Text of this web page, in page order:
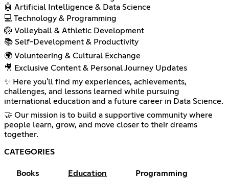
🤖 Artificial Intelligence & Data Science
💻 Technology & Programming
🏐 Volleyball & Athletic Development
📚 Self-Development & Productivity
🌍 Volunteering & Cultural Exchange
🎥 Exclusive Content & Personal Journey Updates
✨ Here you'll find my experiences, achievements,
challenges, and lessons learned while pursuing
international education and a future career in Data Science.
🤝 Our mission is to build a supportive community where
people learn, grow, and move closer to their dreams
together.
CATEGORIES
Books Education Programming